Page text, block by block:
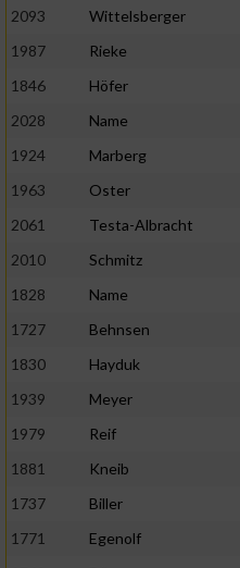
2093
Wittelsberger
1987
Rieke
1846
Höfer
2028
Name
1924
Marberg
1963
Oster
2061
Testa-Albracht
2010
Schmitz
1828
Name
1727
Behnsen
1830
Hayduk
1939
Meyer
1979
Reif
1881
Kneib
1737
Biller
1771
Egenolf